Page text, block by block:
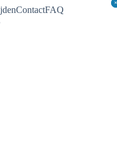
ContactFAQ
×
×